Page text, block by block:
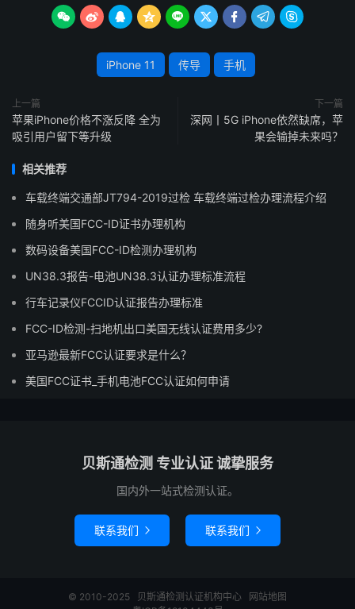
        
iPhone 11 传导 手机
上一篇
苹果iPhone价格不涨反降 全为
吸引用户留下等升级
下一篇
深网丨5G iPhone依然缺席，苹
果会输掉未来吗？
相关推荐
车载终端交通部JT794-2019过检 车载终端过检办理流程介绍
随身听美国FCC-ID证书办理机构
数码设备美国FCC-ID检测办理机构
UN38.3报告-电池UN38.3认证办理标准流程
行车记录仪FCCID认证报告办理标准
FCC-ID检测-扫地机出口美国无线认证费用多少?
亚马逊最新FCC认证要求是什么？
美国FCC证书_手机电池FCC认证如何申请
贝斯通检测 专业认证 诚挚服务
国内外一站式检测认证。
联系我们  联系我们 
© 2010-2025 贝斯通检测认证机构中心
网站地图